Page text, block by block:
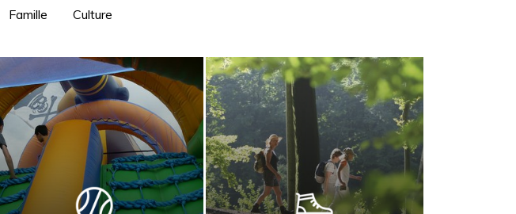
Famille Culture